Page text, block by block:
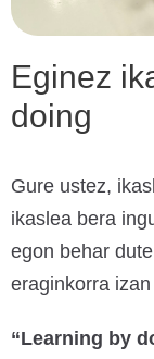
Eginez
doing
Gure ustez,
ikaslea bera
egon behar
eraginkorra
“Learning by